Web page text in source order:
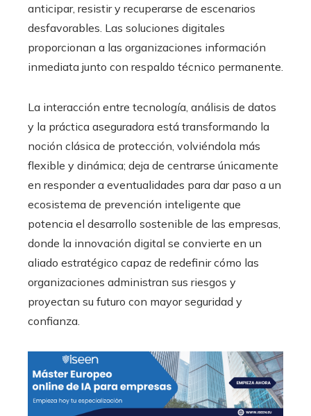
anticipar, resistir y recuperarse de escenarios
desfavorables. Las soluciones digitales
proporcionan a las organizaciones información
inmediata junto con respaldo técnico permanente.
La interacción entre tecnología, análisis de datos
y la práctica aseguradora está transformando la
noción clásica de protección, volviéndola más
flexible y dinámica; deja de centrarse únicamente
en responder a eventualidades para dar paso a un
ecosistema de prevención inteligente que
potencia el desarrollo sostenible de las empresas,
donde la innovación digital se convierte en un
aliado estratégico capaz de redefinir cómo las
organizaciones administran sus riesgos y
proyectan su futuro con mayor seguridad y
confianza.